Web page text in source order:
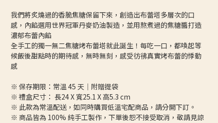
我們將炙燒過的香脆焦糖保留下來，創造出布蕾塔多層次的口
感，內餡選用世界冠軍丹麥奶油製造，並用熬煮過的焦糖醬打造
濃郁布蕾內餡
全手工的獨一無二焦糖烤布蕾塔就此誕生！每吃一口，都喚起等
候飯後甜點時的期待感，無時無刻，感受彷彿真實烤布蕾的悸動
感
※ 保存期限：常溫 45 天｜附贈提袋
※ 禮盒尺寸： 長24 X 寬25.1 X 高5.3 cm
※ 此款為常溫配送，如同時購買低溫宅配商品，請分開下訂。
※ 商品皆為 100% 純手工製作，下單後恕不接受取消，敬請見諒